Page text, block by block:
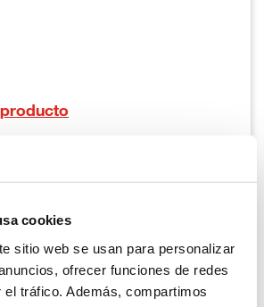
cookies
sitio web se usan para personalizar
ofrecer funciones de redes
tráfico. Además, compartimos